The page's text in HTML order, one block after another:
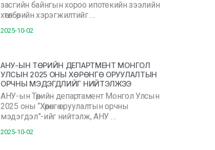
засгийн байнгын хороо ипотекийн зээлийн
хөтөлбөрийн хэрэгжилтийг …
2025-10-02
АНУ-ЫН ТӨРИЙН ДЕПАРТМЕНТ МОНГОЛ
УЛСЫН 2025 ОНЫ ХӨРӨНГӨ ОРУУЛАЛТЫН
ОРЧНЫ МЭДЭГДЛИЙГ НИЙТЭЛЖЭЭ
АНУ-ын Төрийн департамент Монгол Улсын
2025 оны “Хөрөнгө оруулалтын орчны
мэдэгдэл”-ийг нийтэлж, АНУ …
2025-10-02